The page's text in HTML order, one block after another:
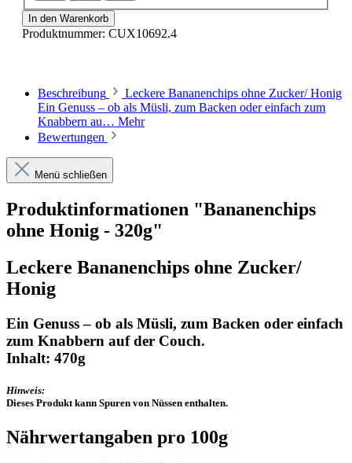
In den Warenkorb
Produktnummer: CUX10692.4
Beschreibung
Leckere Bananenchips ohne Zucker/ Honig
Ein Genuss – ob als Müsli, zum Backen oder einfach zum
Knabbern au… Mehr
Bewertungen
Menü schließen
Produktinformationen "Bananenchips
ohne Honig - 320g"
Leckere Bananenchips ohne Zucker/
Honig
Ein Genuss – ob als Müsli, zum Backen oder einfach
zum Knabbern auf der Couch.
Inhalt: 470g
Hinweis:
Dieses Produkt kann Spuren von Nüssen enthalten.
Nährwertangaben pro 100g